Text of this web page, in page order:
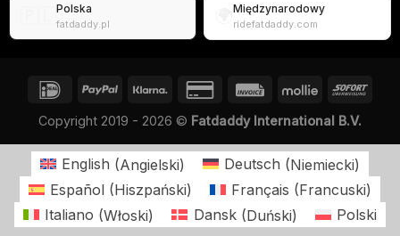
Polska
fatdaddy.pl
Międzynarodowy
ridefatdaddy.com
Copyright 2019 - 2026 © Fatdaddy International B.V.
English (Angielski) Deutsch (Niemiecki)
Español (Hiszpański) Français (Francuski)
Italiano (Włoski) Dansk(Duński) Polski